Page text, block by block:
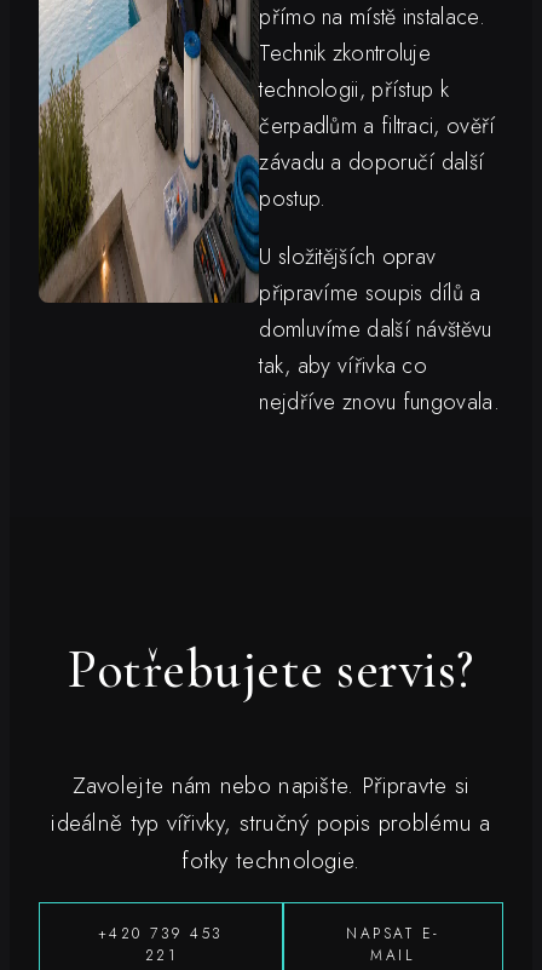
přímo na místě instalace.
Technik zkontroluje
technologii, přístup k
čerpadlům a filtraci, ověří
závadu a doporučí další
postup.
U složitějších oprav
připravíme soupis dílů a
domluvíme další návštěvu
tak, aby vířivka co
nejdříve znovu fungovala.
Potřebujete servis?
Zavolejte nám nebo napište. Připravte si
ideálně typ vířivky, stručný popis problému a
fotky technologie.
+420 739 453
221
NAPSAT E-
MAIL